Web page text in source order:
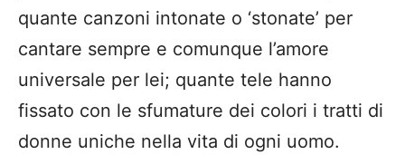
quante canzoni intonate o ‘stonate’ per
cantare sempre e comunque l’amore
universale per lei; quante tele hanno
fissato con le sfumature dei colori i tratti di
donne uniche nella vita di ogni uomo.